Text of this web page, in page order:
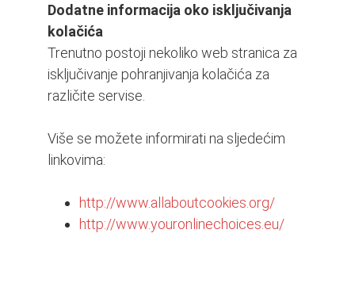
Dodatne informacija oko isključivanja
kolačića
Trenutno postoji nekoliko web stranica za
isključivanje pohranjivanja kolačića za
različite servise.
Više se možete informirati na sljedećim
linkovima:
http://www.allaboutcookies.org/
http://www.youronlinechoices.eu/